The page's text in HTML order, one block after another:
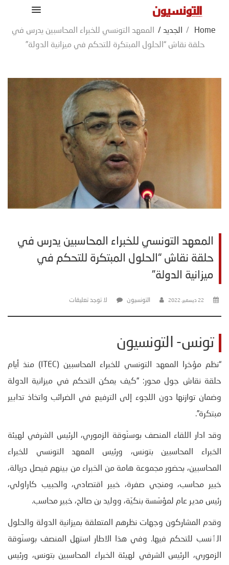
Home
/ الجديد /
المعهد التونسي للخبراء المحاسبين يدرس في
حلقة نقاش “الحلول المبتكرة للتحكم في ميزانية الدولة”
المعهد التونسي للخبراء المحاسبين يدرس في
حلقة نقاش “الحلول المبتكرة للتحكم في
ميزانية الدولة”
22 ديسمبر، 2022 التونسيون لا توجد تعليقات
تونس- التونسيون
“نظم مؤخرا المعهد التونسي للخبراء المحاسبين (ITEC) منذ أيام
حلقة نقاش جول محور: “كيف يمكن التحكم في ميزانية الدولة
وضمان توازنها دون اللجوء إلى الترفيع في الضرائب واتخاذ تدابير
مبتكرة”.
وقد ادار اللقاء المنصف بوسنّوقة الزموري، الرئيس الشرفي لهيئة
الخبراء المحاسبين بتونس، ورئيس المعهد التونسي للخبراء
المحاسبين، بحضور مجموعة هامة من الخبراء من بينهم فيصل دربالة،
خبير محاسب، ومنجي صفرة، خبير اقتصادي، والحبيب كاراولي،
رئيس مدير عام لمؤسّسة بنكيّة، ووليد بن صالح، خبير محاسب.
وقدم المشاركون وجهات نظرهم المتعلقة بميزانية الدولة والحلول
الٲنسب للتحكم فيها. وفي هذا الاطار استهل المنصف بوسنّوقة
الزموري، الرئيس الشرفي لهيئة الخبراء المحاسبين بتونس، ورئيس